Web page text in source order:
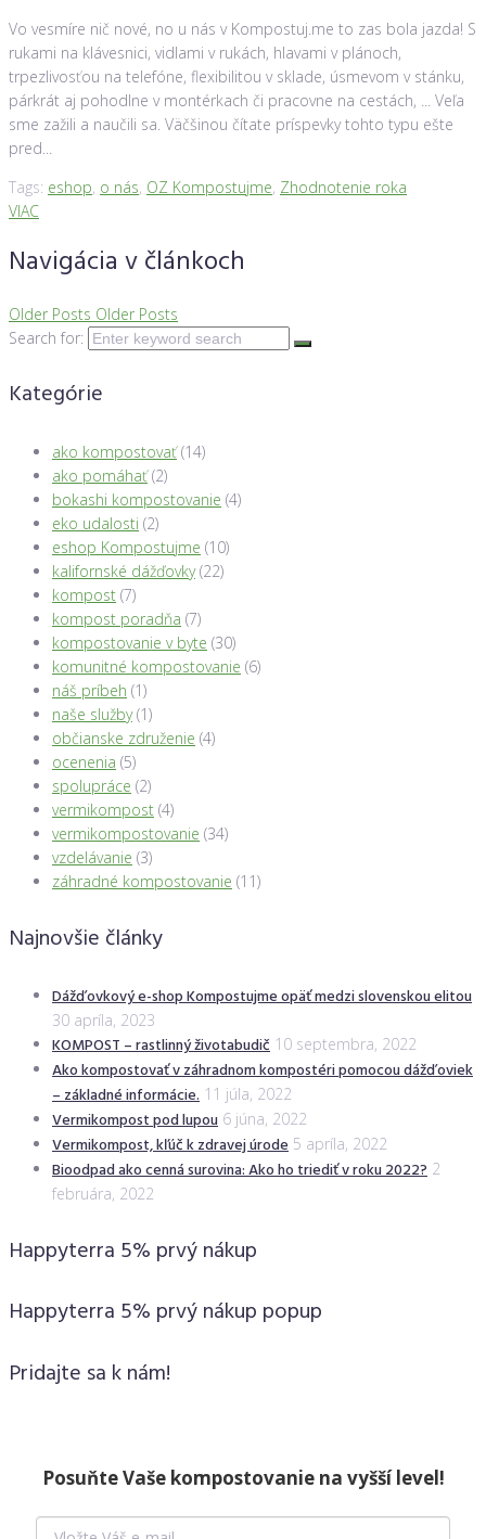
Vo vesmíre nič nové, no u nás v Kompostuj.me to zas bola jazda! S
rukami na klávesnici, vidlami v rukách, hlavami v plánoch,
trpezlivosťou na telefóne, flexibilitou v sklade, úsmevom v stánku,
párkrát aj pohodlne v montérkach či pracovne na cestách, ... Veľa
sme zažili a naučili sa. Väčšinou čítate príspevky tohto typu ešte
pred...
Tags: eshop, o nás, OZ Kompostujme, Zhodnotenie roka
VIAC
Navigácia v článkoch
Older Posts Older Posts
Search for:
Kategórie
ako kompostovať(14)
ako pomáhať(2)
bokashi kompostovanie (4)
eko udalosti (2)
eshop Kompostujme (10)
kalifornské dážďovky(22)
kompost (7)
kompost poradňa (7)
kompostovanie v byte (30)
komunitné kompostovanie (6)
náš príbeh (1)
naše služby(1)
občianske združenie (4)
ocenenia (5)
spolupráce (2)
vermikompost (4)
vermikompostovanie (34)
vzdelávanie (3)
záhradné kompostovanie (11)
Najnovšie články
Dážďovkový e-shop Kompostujme opäť medzi slovenskou elitou
30 apríla, 2023
KOMPOST – rastlinný životabudič 10 septembra, 2022
Ako kompostovať v záhradnom kompostéri pomocou dážďoviek
– základné informácie. 11 júla, 2022
Vermikompost pod lupou 6 júna, 2022
Vermikompost, kľúč k zdravej úrode 5 apríla, 2022
Bioodpad ako cenná surovina: Ako ho triediť v roku 2022? 2
februára, 2022
Happyterra 5% prvý nákup
Happyterra 5% prvý nákup popup
Pridajte sa k nám!
Posuňte Vaše kompostovanie na vyšší level!